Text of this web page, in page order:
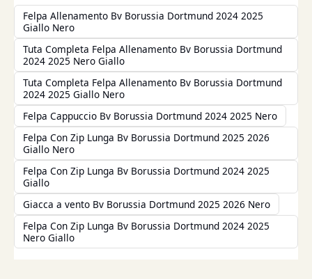
Felpa Allenamento Bv Borussia Dortmund 2024 2025
Giallo Nero
Tuta Completa Felpa Allenamento Bv Borussia Dortmund
2024 2025 Nero Giallo
Tuta Completa Felpa Allenamento Bv Borussia Dortmund
2024 2025 Giallo Nero
Felpa Cappuccio Bv Borussia Dortmund 2024 2025 Nero
Felpa Con Zip Lunga Bv Borussia Dortmund 2025 2026
Giallo Nero
Felpa Con Zip Lunga Bv Borussia Dortmund 2024 2025
Giallo
Giacca a vento Bv Borussia Dortmund 2025 2026 Nero
Felpa Con Zip Lunga Bv Borussia Dortmund 2024 2025
Nero Giallo